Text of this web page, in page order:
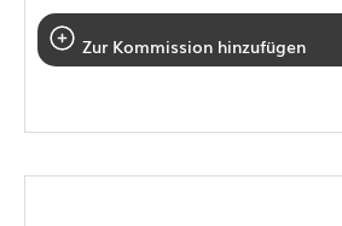
Zur Kommission hinzufügen